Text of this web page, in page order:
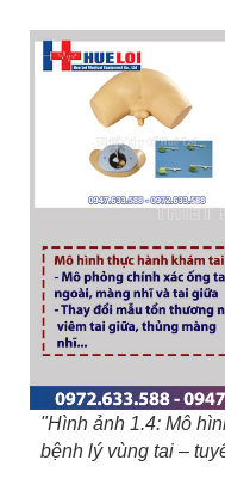
"Hình ảnh 1.4: Mô
bệnh lý vùng tai –